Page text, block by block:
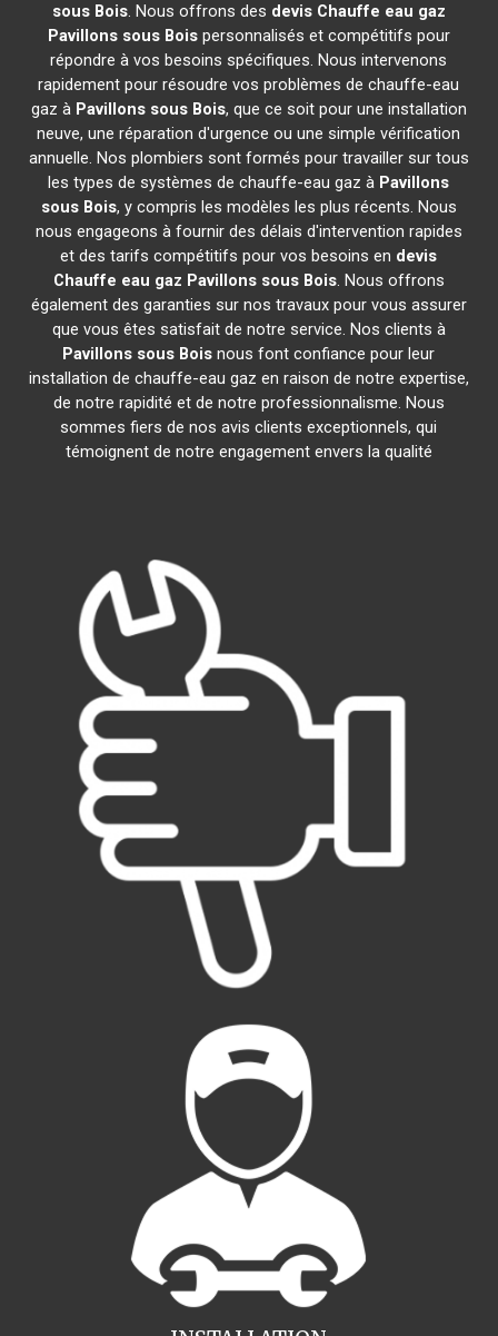
sous Bois. Nous offrons des devis Chauffe eau gaz
Pavillons sous Boispersonnalisés et compétitifs pour
répondre à vos besoins spécifiques. Nous intervenons
rapidement pour résoudre vos problèmes de chauffe-eau
gaz à Pavillons sous Bois, que ce soit pour une installation
neuve, une réparation d'urgence ou une simple vérification
annuelle. Nos plombiers sont formés pour travailler sur tous
les types de systèmes de chauffe-eau gaz à Pavillons
sous Bois, y compris les modèles les plus récents. Nous
nous engageons à fournir des délais d'intervention rapides
et des tarifs compétitifs pour vos besoins en devis
Chauffe eau gaz Pavillons sous Bois. Nous offrons
également des garanties sur nos travaux pour vous assurer
que vous êtes satisfait de notre service. Nos clients à
Pavillons sous Bois nous font confiance pour leur
installation de chauffe-eau gaz en raison de notre expertise,
de notre rapidité et de notre professionnalisme. Nous
sommes fiers de nos avis clients exceptionnels, qui
témoignent de notre engagement envers la qualité